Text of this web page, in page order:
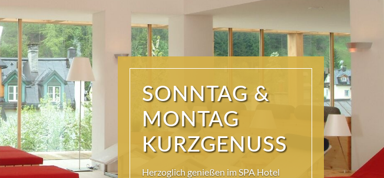
MÄDELS
URLAUB
Freundinnen-Urlaub und
Trachtenshopping mit ECHTEM